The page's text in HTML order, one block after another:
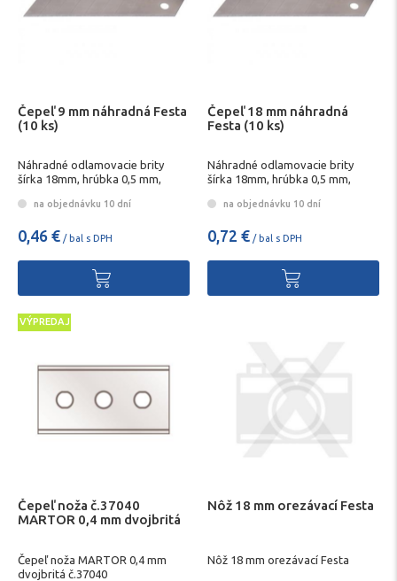
Čepeľ 9 mm náhradná Festa
(10 ks)
Náhradné odlamovacie brity
šírka 18mm, hrúbka 0,5 mm,
na objednávku 10 dní
0,46 € / bal s DPH
Čepeľ 18 mm náhradná
Festa (10 ks)
Náhradné odlamovacie brity
šírka 18mm, hrúbka 0,5 mm,
na objednávku 10 dní
0,72 € / bal s DPH
VÝPREDAJ
Čepeľ noža č.37040
MARTOR 0,4 mm dvojbritá
Čepeľ noža MARTOR 0,4 mm
dvojbritá č.37040
Nôž 18 mm orezávací Festa
Nôž 18 mm orezávací Festa